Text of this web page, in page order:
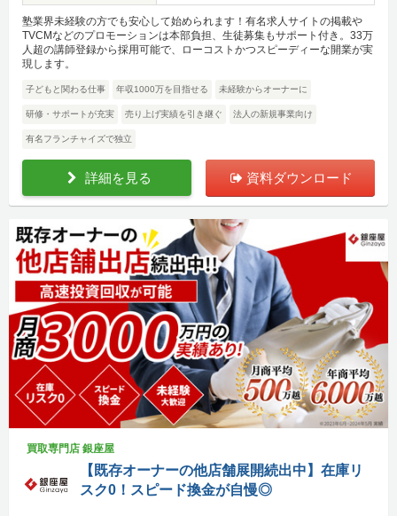
塾業界未経験の方でも安心して始められます！有名求人サイトの掲載や
TVCMなどのプロモーションは本部負担、生徒募集もサポート付き。33万
人超の講師登録から採用可能で、ローコストかつスピーディーな開業が実
現します。
子どもと関わる仕事 年収1000万を目指せる 未経験からオーナーに
研修・サポートが充実 売り上げ実績を引き継ぐ 法人の新規事業向け
有名フランチャイズで独立
詳細を見る 資料ダウンロード
買取専門店 銀座屋
【既存オーナーの他店舗展開続出中】在庫リ
スク0！スピード換金が自慢◎